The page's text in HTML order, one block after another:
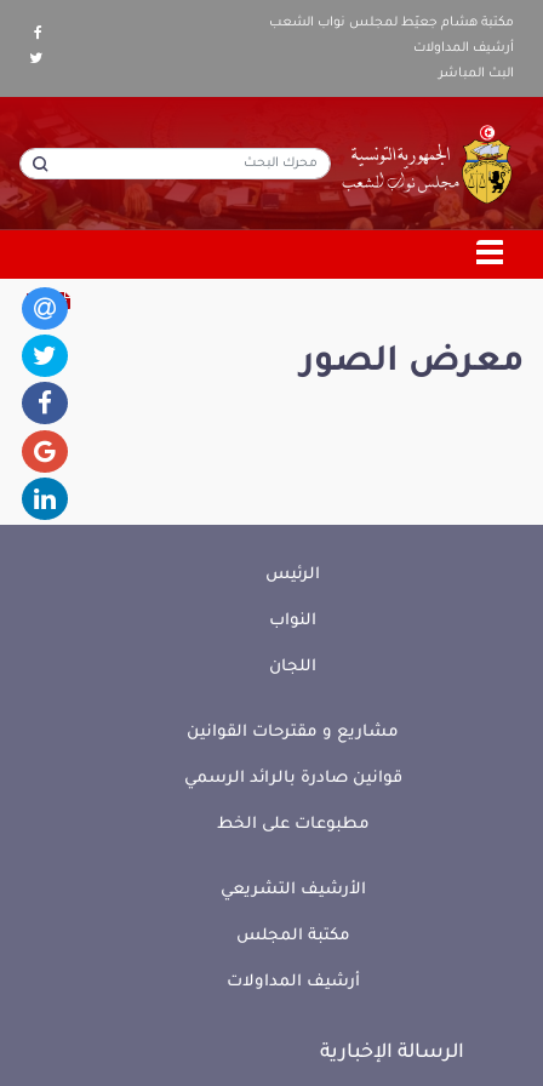
مكتبة هشام جعيّط لمجلس نواب الشعب
أرشيف المداولات
البث المباشر
معرض الصور
الرئيس
النواب
اللجان
مشاريع و مقترحات القوانين
قوانين صادرة بالرائد الرسمي
مطبوعات على الخط
الأرشيف التشريعي
مكتبة المجلس
أرشيف المداولات
الرسالة الإخبارية